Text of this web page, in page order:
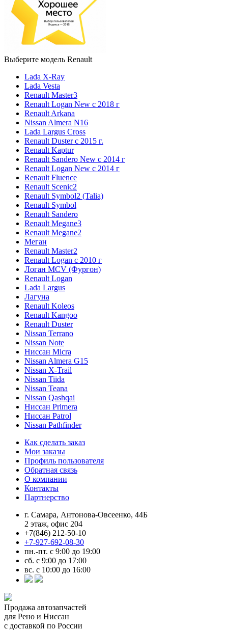
Выберите модель Renault
Lada X-Ray
Lada Vesta
Renault Master3
Renault Logan New с 2018 г
Renault Arkana
Nissan Almera N16
Lada Largus Cross
Renault Duster с 2015 г.
Renault Kaptur
Renault Sandero New с 2014 г
Renault Logan New с 2014 г
Renault Fluence
Renault Scenic2
Renault Symbol2 (Talia)
Renault Symbol
Renault Sandero
Renault Megane3
Renault Megane2
Меган
Renault Master2
Renault Logan c 2010 г
Логан МСV (Фургон)
Renault Logan
Lada Largus
Лагуна
Renault Koleos
Renault Kangoo
Renault Duster
Nissan Terrano
Nissan Note
Ниссан Micra
Nissan Almera G15
Nissan X-Trail
Nissan Tiida
Nissan Teana
Nissan Qashqai
Ниссан Primera
Ниссан Patrol
Nissan Pathfinder
Как сделать заказ
Мои заказы
Профиль пользователя
Обратная связь
О компании
Контакты
Партнерство
г. Самара, Антонова-Овсеенко, 44Б
2 этаж, офис 204
+7(846) 212-50-10
+7-927-692-08-30
пн.-пт. с 9:00 до 19:00
сб. с 9:00 до 17:00
вс. с 10:00 до 16:00
Продажа автозапчастей
для Рено и Ниссан
с доставкой по России